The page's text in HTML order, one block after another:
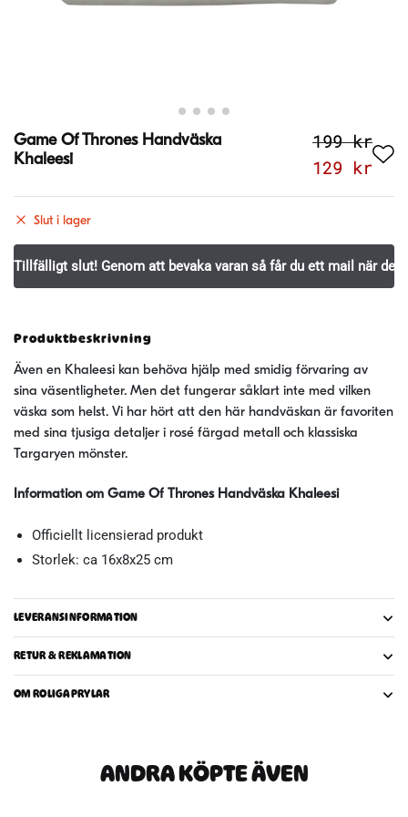
Game Of Thrones Handväska
Khaleesi
199kr
Det
var:
199 kr.
129 krDet
är:
Slut i lager
Produktbeskrivning
Även en Khaleesi kan behöva hjälp med smidig förvaring av
sina väsentligheter. Men det fungerar såklart inte med vilken
väska som helst. Vi har hört att den här handväskan är favoriten
med sina tjusiga detaljer i rosé färgad metall och klassiska
Targaryen mönster.
Information om Game Of Thrones Handväska Khaleesi
Officiellt licensierad produkt
Storlek: ca 16x8x25 cm
LEVERANSINFORMATION
RETUR & REKLAMATION
OM ROLIGAPRYLAR
ANDRA KÖPTE ÄVEN